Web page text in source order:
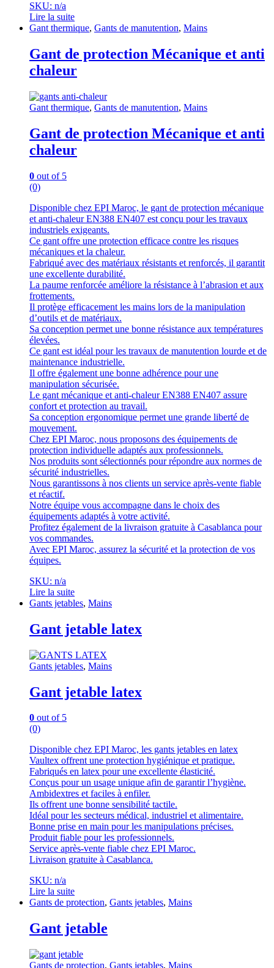
SKU: n/a
Lire la suite
Gant thermique, Gants de manutention, Mains
Gant de protection Mécanique et anti
chaleur
Gant thermique, Gants de manutention, Mains
Gant de protection Mécanique et anti
chaleur
0 out of 5
(0)
Disponible chez EPI Maroc, le gant de protection mécanique
et anti-chaleur EN388 EN407 est conçu pour les travaux
industriels exigeants.
Ce gant offre une protection efficace contre les risques
mécaniques et la chaleur.
Fabriqué avec des matériaux résistants et renforcés, il garantit
une excellente durabilité.
La paume renforcée améliore la résistance à l’abrasion et aux
frottements.
Il protège efficacement les mains lors de la manipulation
d’outils et de matériaux.
Sa conception permet une bonne résistance aux températures
élevées.
Ce gant est idéal pour les travaux de manutention lourde et de
maintenance industrielle.
Il offre également une bonne adhérence pour une
manipulation sécurisée.
Le gant mécanique et anti-chaleur EN388 EN407 assure
confort et protection au travail.
Sa conception ergonomique permet une grande liberté de
mouvement.
Chez EPI Maroc, nous proposons des équipements de
protection individuelle adaptés aux professionnels.
Nos produits sont sélectionnés pour répondre aux normes de
sécurité industrielles.
Nous garantissons à nos clients un service après-vente fiable
et réactif.
Notre équipe vous accompagne dans le choix des
équipements adaptés à votre activité.
Profitez également de la livraison gratuite à Casablanca pour
vos commandes.
Avec EPI Maroc, assurez la sécurité et la protection de vos
équipes.
SKU: n/a
Lire la suite
Gants jetables, Mains
Gant jetable latex
Gants jetables, Mains
Gant jetable latex
0 out of 5
(0)
Disponible chez EPI Maroc, les gants jetables en latex
Vaultex offrent une protection hygiénique et pratique.
Fabriqués en latex pour une excellente élasticité.
Conçus pour un usage unique afin de garantir l’hygiène.
Ambidextres et faciles à enfiler.
Ils offrent une bonne sensibilité tactile.
Idéal pour les secteurs médical, industriel et alimentaire.
Bonne prise en main pour les manipulations précises.
Produit fiable pour les professionnels.
Service après-vente fiable chez EPI Maroc.
Livraison gratuite à Casablanca.
SKU: n/a
Lire la suite
Gants de protection, Gants jetables, Mains
Gant jetable
Gants de protection, Gants jetables, Mains